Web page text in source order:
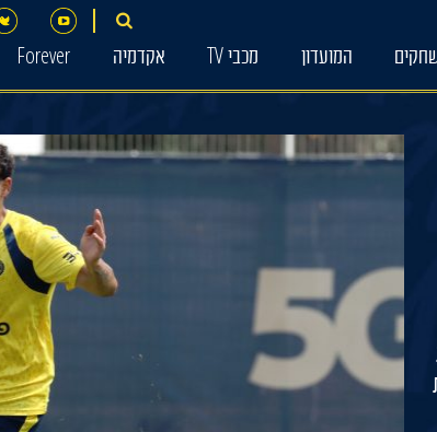
המועדון מכבי TV אקדמיה Forever